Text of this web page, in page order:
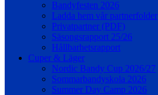
Bandyfesten 2026
Ladda hem vår partnerfolder
Privatpartner (PDF)
Säsongsrapport 25/26
Hållbarhetsrapport
Cuper & Läger
Nordic Bandy Cup 2026/27
Sommarbandyskola 2026
Summer Day Camp 2026